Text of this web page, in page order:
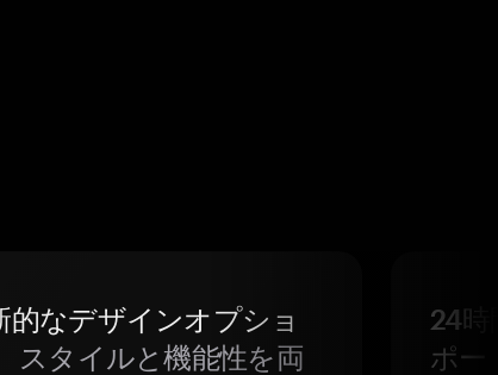
的なデザインオプショ
スタイルと機能性を両
24
ポー